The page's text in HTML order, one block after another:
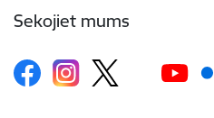
Sekojiet mums